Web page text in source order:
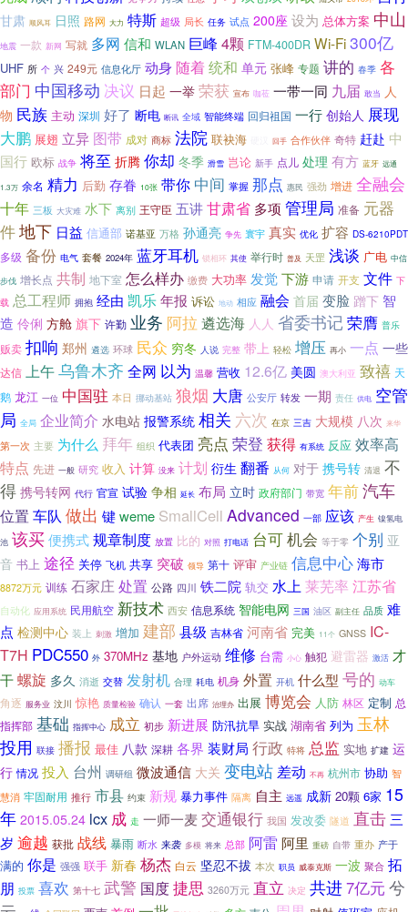
甘肃 顺风耳 日照 路网 大力 特斯 超级 局长 任务 试点 200座 设为 总体方案 中山
地震 一款 新网 写就 多网 信和 WLAN 巨峰 4颗 FTM-400DR Wi-Fi300亿
UHF 所 个 兴 249元 信息化厅 动身 随着统和 单元 张峰 专题 讲的 春季 各
部门 中国移动 决议 日起 一举 荣获 宣布 咖莅 一带一同 九届 敢当 人
物 民族 主动 深圳 好了 断电 断讯 全域 智能终端 回归祖国 一行 创始人 展现
大鹏 展翅 立异 图带 成对 商标 法院 联袂海 回手 合作伙伴 奇特 赶赴 中
国行 欧标 战争 将至 折腾 你却 冬季 滑雪 岂论 新手 点儿 处理 有方 蓝牙 远通
1.3万 余名 精力 后勤 存眷 10张 带你 中间 掌握 那点 惠民 强劲 增进 全融会
十年 三板 大灾难 水下 离别 王守臣 五讲甘肃省 多项 管理局 准备 元器
件地下 日益 信通部 诺基亚 万格 孙通亮 争先 寰宇 真实 优化 扩容 DS-6210PDT
多级 备份 电气 套餐 2024年 蓝牙耳机 锁相环 其使 举行时 普及 天罡 浅谈 广电 中信
步伐 增长点 共制 地下室 怎么样办 缴费 大功率 发觉下游 申请 开支 文件 下
载 总工程师 拥抱 经由 凯乐年报 诉讼 地动 相应 融会 首届 变脸 蹭下 智
造 伶俐 方舱 旗下 许勤 业务 阿拉 遴选海 人人 省委书记 荣膺 普乐
贩卖 扣响 郑州 遴选 环球 民众 穷冬 人说 完整 带上 轻松 增压 再小 一点 一些
达信 上午乌鲁木齐 全网 以为 温馨 营收 12.6亿 美圆 澳大利亚 致禧 天
鹅 龙江 一位 中国驻 本日 挪动基站 狼烟 大唐 公安厅 转发 一期 责任 供电 空管
局 全局 企业简介 水电站 报警系统 相关 六次 在京 三吉 大规模 八次 来华
第一次 主要 为什么 拜年 组织 代表团 亮点 荣登 获得 有系统 反应 效率高
特点 先进 一般 研究 收入 计算 没来 计划 衍生 翻番 从何 对于 携号转 清退 不
得 携号转网 代行 官宣 试验 争相 延长 布局 立时 政府部门 带宽 年前汽车
位置 车队 做出 键weme SmallCell Advanced 一部 应该 产生 镍氢电
池 该买便携式规章制度 放置 比的 对照 打电话 台可机会 等于零 个别 亚
音 书上 途径 关停 飞机 共享 突破 领导 第十 评审 产业链 信息中心海市
8872万元 训练 石家庄处置 公路 四川 铁二院 轨交 水上莱芜率 江苏省
自动化 应用系统 民用航空 新技术 西安 信息系统 智能电网 三国 油区 副主任 品质 难
点 检测中心 装上 刺激 增加 建部 县级 吉林省 河南省 完美 11个 GNSS IC-
T7H PDC550 外 370MHz 基地 户外运动 维修 台需 小心 触犯 避雷器 激活 才
干螺旋 多久 消逝 交替 发射机 合理 耗电 机身 外置 开机 什么型 号的 动车
角逐 服务业 汶川 惊艳 质量检验 确认 一套 出席 治理办 出展 博览会 人防 林区 定制 总
指挥部 基础 指挥中心 成立 初步 新进展 防汛抗旱 实战 湖南省 列为 玉林
投用 联接 播报 最佳 八款 深耕 各界 装财局 行政 特将 总监 实地 扩建 运
行 情况 投入 台州 调研组 微波通信 大关 变电站 差动 不再 杭州市 协助 智
慧消 牢固耐用 推行 市县 约束 新规 暴力事件 隔离 自主 远遥 成新 20颗 6家 15
年 2015.05.24 lcx 成 走 一师一麦交通银行 我国 发改委 隧道 直击 三
岁 逾越 获批 战线 暴雨 断水 来袭 多模 将来 总部 阿雷 阿里 重磅 自带 重办 产于
满的 你是 强强 联手 新春 杨杰 白云 坚忍不拔 本次 职员 威泰克斯 一波 聚合 拓
朋 投票 喜欢 第十七 武警 国度捷思 3260万元 直立 决定 共进7亿元 兮